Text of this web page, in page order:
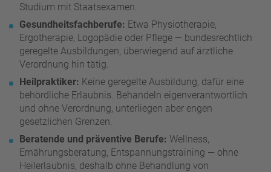
Studium mit Staatsexamen.
Gesundheitsfachberufe: Etwa Physiotherapie,
Ergotherapie, Logopädie oder Pflege — bundesrechtlich
geregelte Ausbildungen, überwiegend auf ärztliche
Verordnung hin tätig.
Heilpraktiker: Keine geregelte Ausbildung, dafür eine
behördliche Erlaubnis. Behandeln eigenverantwortlich
und ohne Verordnung, unterliegen aber engen
gesetzlichen Grenzen.
Beratende und präventive Berufe: Wellness,
Ernährungsberatung, Entspannungstraining — ohne
Heilerlaubnis, deshalb ohne Behandlung von